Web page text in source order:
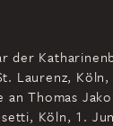
der
Laurenz,
an Thomas
Köln, 1.